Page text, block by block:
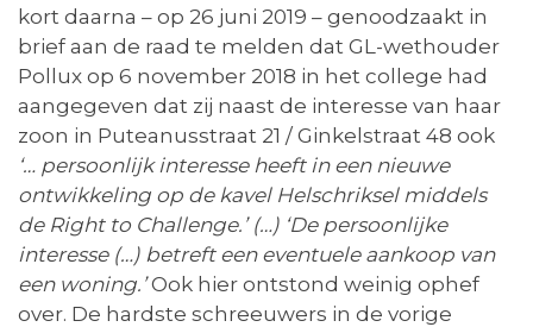
kort daarna – op 26 juni 2019 – genoodzaakt in
brief aan de raad te melden dat GL-wethouder
Pollux op 6 november 2018 in het college had
aangegeven dat zij naast de interesse van haar
zoon in Puteanusstraat 21 / Ginkelstraat 48 ook
‘… persoonlijk interesse heeft in een nieuwe
ontwikkeling op de kavel Helschriksel middels
de Right to Challenge.’ (…) ‘De persoonlijke
interesse (…) betreft een eventuele aankoop van
een woning.’Ook hier ontstond weinig ophef
over. De hardste schreeuwers in de vorige